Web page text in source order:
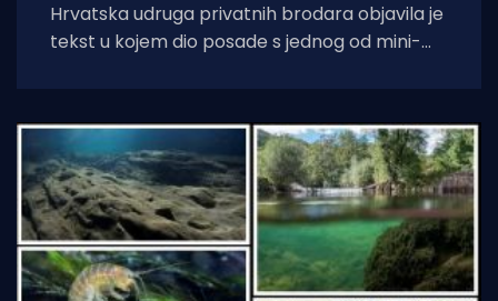
Hrvatska udruga privatnih brodara objavila je
tekst u kojem dio posade s jednog od mini-